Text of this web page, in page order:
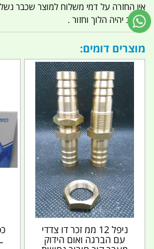
אין החזרה על דמי משלוח למוצר שכבר
החיוב יהיה הלוך וחזור .
מוצרים דומים:
ניפל 12 ממ זכר דו צדדי
עם הברגה ואום הידוק